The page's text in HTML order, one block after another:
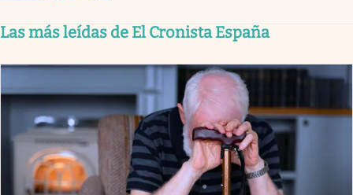
Las más leídas de El Cronista España